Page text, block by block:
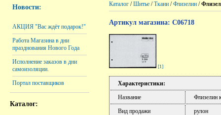
Новости:
АКЦИЯ "Вас ждёт подарок!"
Работа Магазина в дни
празднования Нового Года
Исполнение заказов в дни
самоизоляции.
Портал поставщиков
Каталог:
Каталог /Шитье /Ткани /Флизелин /
Артикул магазина: C06718
[1]
Характеристики:
Название
Флизелин
Вид продажи
рулон